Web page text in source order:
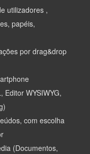
utilizadores ,
papéis,
por drag&drop
Editor WYSIWYG,
com escolha
(Documentos,